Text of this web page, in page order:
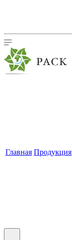
Главная Продукция